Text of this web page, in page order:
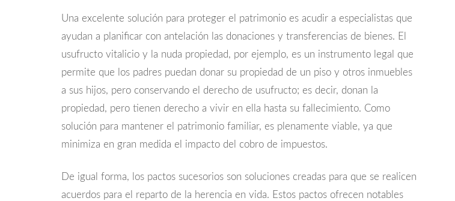
Una excelente solución para proteger el patrimonio es acudir a especialistas que
ayudan a planificar con antelación las donaciones y transferencias de bienes. El
usufructo vitalicio y la nuda propiedad, por ejemplo, es un instrumento legal que
permite que los padres puedan donar su propiedad de un piso y otros inmuebles
a sus hijos, pero conservando el derecho de usufructo; es decir, donan la
propiedad, pero tienen derecho a vivir en ella hasta su fallecimiento. Como
solución para mantener el patrimonio familiar, es plenamente viable, ya que
minimiza en gran medida el impacto del cobro de impuestos.
De igual forma, los pactos sucesorios son soluciones creadas para que se realicen
acuerdos para el reparto de la herencia en vida. Estos pactos ofrecen notables